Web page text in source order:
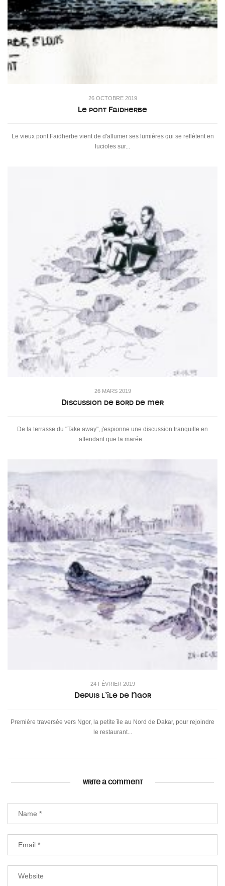
26 OCTOBRE 2019
Le pont Faidherbe
Le vieux pont Faidherbe vient de d'allumer ses lumières qui se reflètent en
lucioles sur...
26 MARS 2019
Discussion de bord de mer
De la terrasse du "Take away", j'espionne une discussion tranquille en
attendant que la marée...
24 FÉVRIER 2019
Depuis l’île de Ngor
Première traversée vers Ngor, la petite île au Nord de Dakar, pour rejoindre
le restaurant...
WRITE A COMMENT